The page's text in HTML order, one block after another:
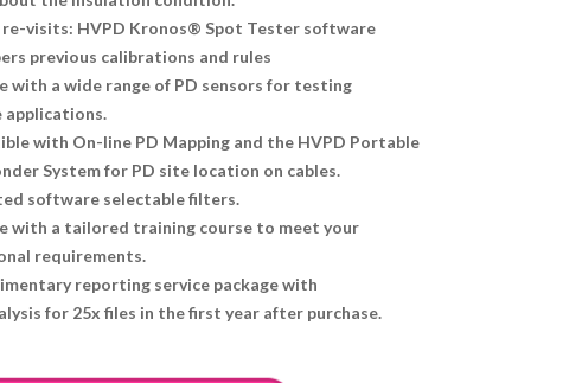
visits: HVPD Kronos® Spot Tester software
previous calibrations and rules
with a wide range of PD sensors for testing
applications.
with On-line PD Mapping and the HVPD Portable
System for PD site location on cables.
software selectable filters.
with a tailored training course to meet your
requirements.
reporting service package with
for 25x files in the first year after purchase.